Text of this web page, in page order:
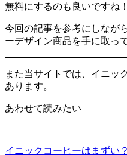
無料にするのも良いですね！
今回の記事を参考にしなが
ーデザイン商品を手に取っ
また当サイトでは、イニッ
あります。
あわせて読みたい
イニックコーヒーはまずい